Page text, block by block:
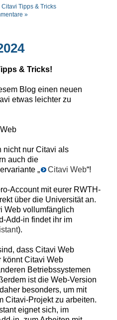
Citavi Tipps & Tricks
»
& Tricks!
Blog einen neuen
etwas leichter zu
nicht nur Citavi als
auch die
„
Citavi Web“!
Account mit eurer RWTH-
über die Universität an.
Web vollumfänglich
Add-in findet ihr im
).
dass Citavi Web
könnt Citavi Web
Betriebssystemen
ist die Web-Version
besonders, um mit
Citavi-Projekt zu arbeiten.
eignet sich, im